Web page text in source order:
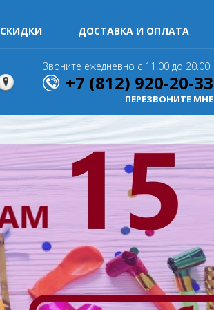
СКИДКИ ДОСТАВКА И ОПЛАТА
Звоните ежедневно с 11.00 до 20.00
+7 (812) 920-20-33
ПЕРЕЗВОНИТЕ МНЕ